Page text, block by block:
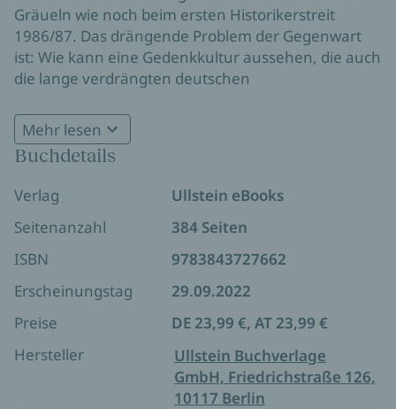
Gräueln wie noch beim ersten Historikerstreit
1986/87. Das drängende Problem der Gegenwart
ist: Wie kann eine Gedenkkultur aussehen, die auch
die lange verdrängten deutschen
Mit Beiträgen von Emily Dische-Becker, Omer
Bartov, Yehuda Bauer, Sebastian Conrad, Mischa
Knigge, Per Leo, Eva Menasse, A. Dirk Moses, Jan
Philipp Reemtsma, Ingo Schulze, Fabian Wolff und
Mehr lesen
Buchdetails
Verlag
Ullstein eBooks
Seitenanzahl
384 Seiten
ISBN
9783843727662
Erscheinungstag
29.09.2022
Preise
DE 23,99 €, AT 23,99 €
Hersteller
Ullstein Buchverlage
GmbH, Friedrichstraße 126,
10117 Berlin